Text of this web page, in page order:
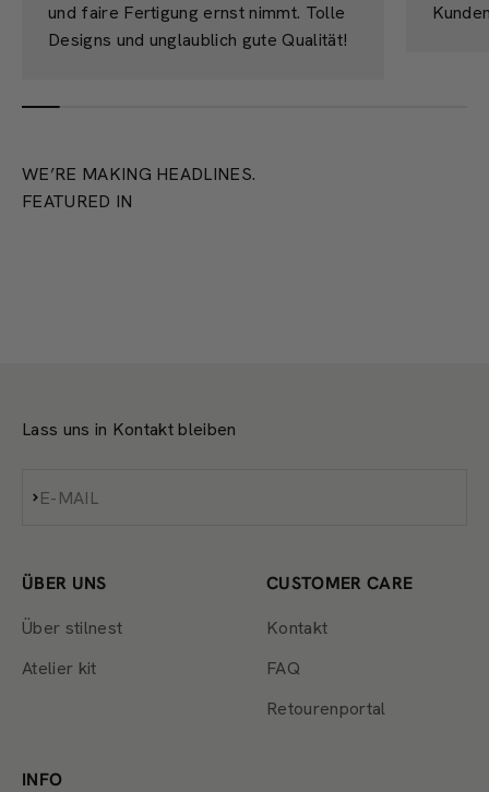
und faire Fertigung ernst nimmt. Tolle
Designs und unglaublich gute Qualität!
WE’RE MAKING HEADLINES.
FEATURED IN
Lass uns in Kontakt bleiben
E-MAIL
Abonnieren
ÜBER UNS
Über stilnest
Atelier kit
CUSTOMER CARE
Kontakt
FAQ
Retourenportal
INFO